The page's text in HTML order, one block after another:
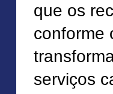
que os
conforme
serviços